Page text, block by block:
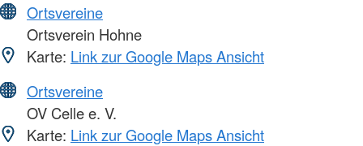
Ortsvereine
Ortsverein Hohne
Karte: Link zur Google Maps Ansicht
Ortsvereine
OV Celle e. V.
Karte: Link zur Google Maps Ansicht